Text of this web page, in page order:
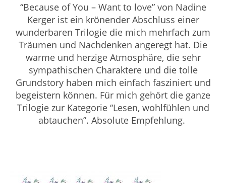
“Because of You – Want to love” von Nadine
Kerger ist ein krönender Abschluss einer
wunderbaren Trilogie die mich mehrfach zum
Träumen und Nachdenken angeregt hat. Die
warme und herzige Atmosphäre, die sehr
sympathischen Charaktere und die tolle
Grundstory haben mich einfach fasziniert und
begeistern können. Für mich gehört die ganze
Trilogie zur Kategorie “Lesen, wohlfühlen und
abtauchen”. Absolute Empfehlung.